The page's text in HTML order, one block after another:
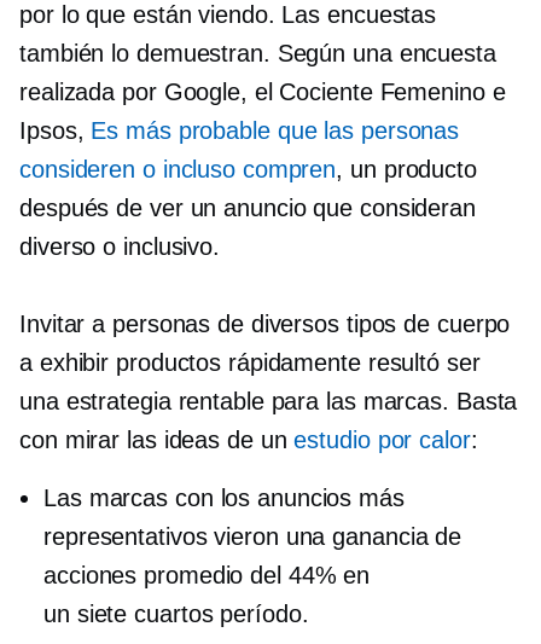
por lo que están viendo. Las encuestas
también lo demuestran. Según una encuesta
realizada por Google, el Cociente Femenino e
Ipsos, Es más probable que las personas
consideren o incluso compren, un producto
después de ver un anuncio que consideran
diverso o inclusivo.
Invitar a personas de diversos tipos de cuerpo
a exhibir productos rápidamente resultó ser
una estrategia rentable para las marcas. Basta
con mirar las ideas de unestudio por calor:
Las marcas con los anuncios más
representativos vieron una ganancia de
acciones promedio del 44% en
un siete cuartosperíodo.